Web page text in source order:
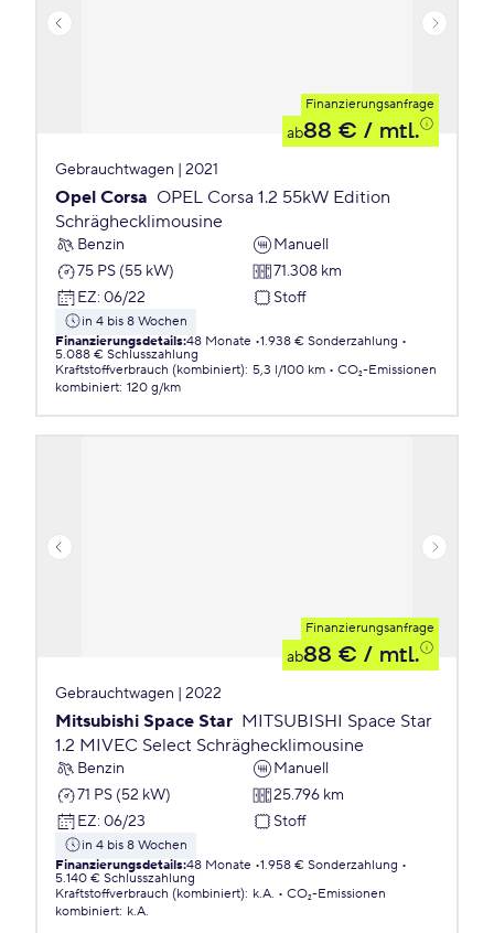
Finanzierungsanfrage
ab88 € / mtl.
Gebrauchtwagen | 2021
Opel Corsa OPEL Corsa 1.2 55kW Edition
Schräghecklimousine
Benzin
Manuell
75 PS (55 kW)
71.308 km
EZ: 06/22 Stoff
in 4 bis 8 Wochen
Finanzierungsdetails:48 Monate 1.938 € Sonderzahlung
5.088 € Schlusszahlung
Kraftstoffverbrauch (kombiniert): 5,3 l/100 km
CO₂-Emissionen
kombiniert: 120 g/km
Finanzierungsanfrage
ab88 € / mtl.
Gebrauchtwagen | 2022
Mitsubishi Space Star MITSUBISHI Space Star
1.2 MIVEC Select Schräghecklimousine
Benzin
Manuell
71 PS (52 kW)
25.796 km
EZ: 06/23 Stoff
in 4 bis 8 Wochen
Finanzierungsdetails:48 Monate 1.958 € Sonderzahlung
5.140 € Schlusszahlung
Kraftstoffverbrauch (kombiniert): k.A.
CO₂-Emissionen
kombiniert: k.A.